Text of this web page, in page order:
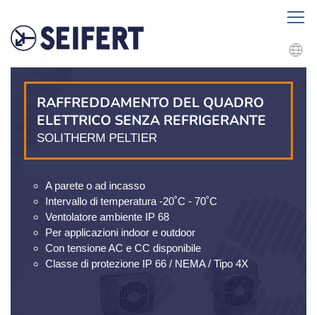
RAFFREDDAMENTO DEL QUADRO
ELETTRICO SENZA REFRIGERANTE
SOLITHERM PELTIER
A parete o ad incasso
Intervallo di temperatura -20˚C - 70˚C
Ventolatore ambiente IP 68
Per applicazioni indoor e outdoor
Con tensione AC e CC disponibile
Classe di protezione IP 66 / NEMA / Tipo 4X